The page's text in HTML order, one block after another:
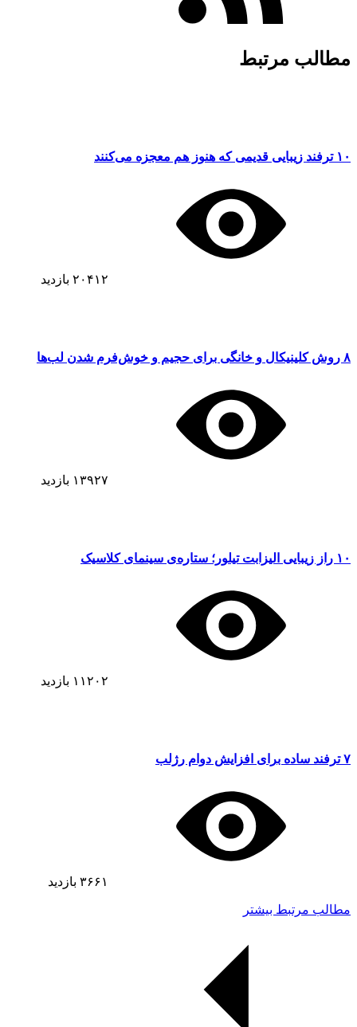
مطالب مرتبط
۱۰ ترفند زیبایی قدیمی که هنوز هم معجزه می‌کنند
۲۰۴۱۲ بازدید
۸ روش کلینیکال و خانگی برای حجیم و خوش‌فرم شدن لب‌ها
۱۳۹۲۷ بازدید
۱۰ راز زیبایی الیزابت تیلور؛ ستاره‌ی سینمای کلاسیک
۱۱۲۰۲ بازدید
۷ ترفند ساده برای افزایش دوام رژلب
۳۶۶۱ بازدید
مطالب مرتبط بیشتر